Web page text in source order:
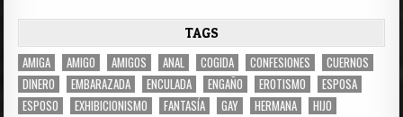
TAGS
AMIGA AMIGO AMIGOS ANAL COGIDA CONFESIONES
CUERNOS
DINERO
EMBARAZADA ENCULADA ENGAÑO EROTISMO
ESPOSA
ESPOSO
EXHIBICIONISMO FANTASÍA GAY HERMANA
HIJO